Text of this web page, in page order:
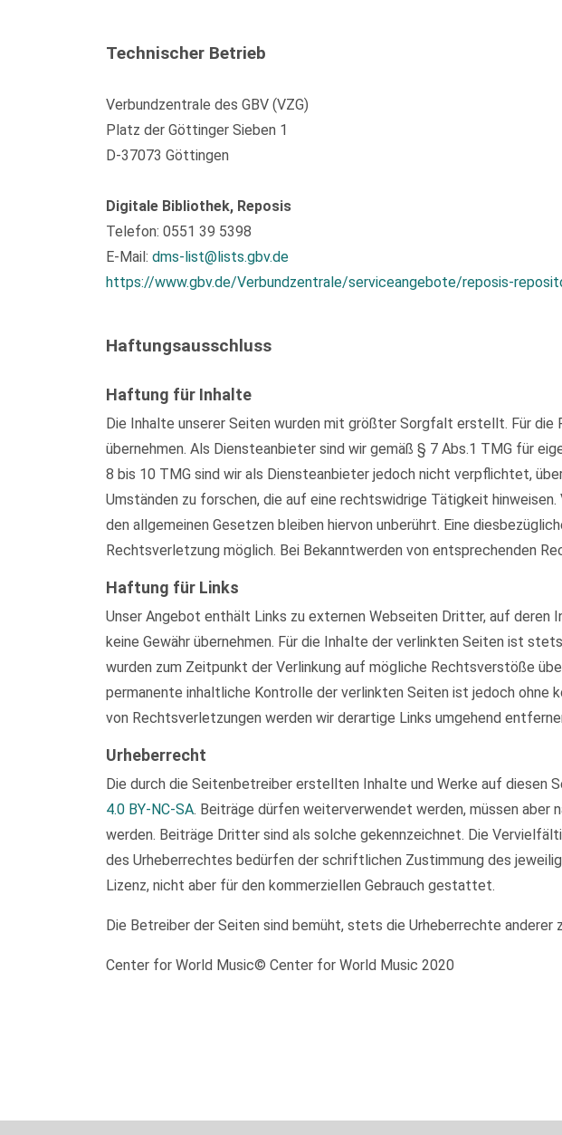
Technischer Betrieb
Verbundzentrale des GBV (VZG)
Platz der Göttinger Sieben 1
D-37073 Göttingen
Digitale Bibliothek, Reposis
Telefon: 0551 39 5398
E-Mail: dms-list@lists.gbv.de
https://www.gbv.de/Verbundzentrale/serviceangebote/reposis-
Haftungsausschluss
Haftung für Inhalte
Die Inhalte unserer Seiten wurden mit größter Sorgfalt erstellt. Für
übernehmen. Als Diensteanbieter sind wir gemäß § 7 Abs.1 TMG für
8 bis 10 TMG sind wir als Diensteanbieter jedoch nicht verpflichtet,
Umständen zu forschen, die auf eine rechtswidrige Tätigkeit
den allgemeinen Gesetzen bleiben hiervon unberührt. Eine
Rechtsverletzung möglich. Bei Bekanntwerden von entsprechenden
Haftung für Links
Unser Angebot enthält Links zu externen Webseiten Dritter, auf deren
keine Gewähr übernehmen. Für die Inhalte der verlinkten Seiten ist
wurden zum Zeitpunkt der Verlinkung auf mögliche Rechtsverstöße
permanente inhaltliche Kontrolle der verlinkten Seiten ist jedoch ohne
von Rechtsverletzungen werden wir derartige Links umgehend
Urheberrecht
Die durch die Seitenbetreiber erstellten Inhalte und Werke auf diesen
4.0 BY-NC-SA. Beiträge dürfen weiterverwendet werden, müssen aber
werden. Beiträge Dritter sind als solche gekennzeichnet. Die
des Urheberrechtes bedürfen der schriftlichen Zustimmung des
Lizenz, nicht aber für den kommerziellen Gebrauch gestattet.
Die Betreiber der Seiten sind bemüht, stets die Urheberrechte
Center for World Music© Center for World Music 2020